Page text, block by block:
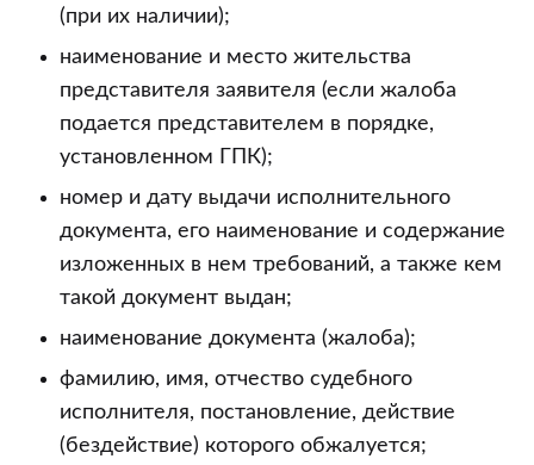
(при их наличии);
наименование и место жительства
представителя заявителя (если жалоба
подается представителем в порядке,
установленном ГПК);
номер и дату выдачи исполнительного
документа, его наименование и содержание
изложенных в нем требований, а также кем
такой документ выдан;
наименование документа (жалоба);
фамилию, имя, отчество судебного
исполнителя, постановление, действие
(бездействие) которого обжалуется;